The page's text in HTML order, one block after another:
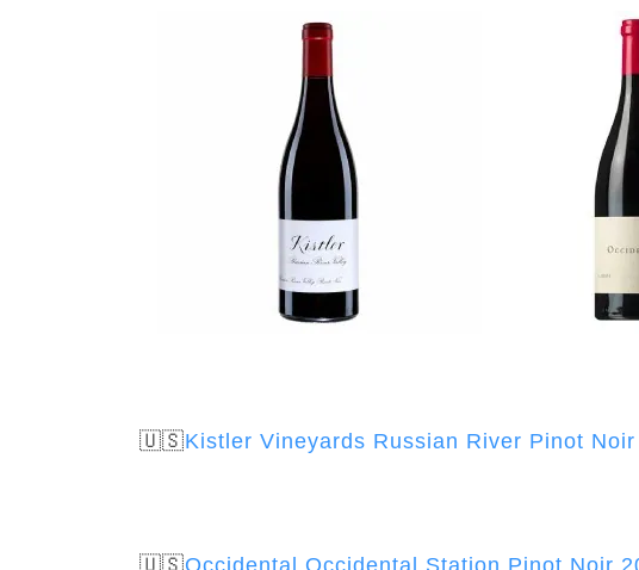
🇺🇸Kistler Vineyards Russian River Pinot Noir
🇺🇸Occidental Occidental Station Pinot Noir